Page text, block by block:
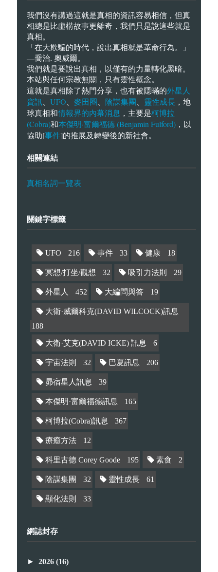
我們沒有講過這就是真相的資訊容易相信，但真
相總是比虛構故事更離奇，我們只是說這些就是
真相。
「在大欺騙的時代，說出真相就是革命行為。」
—喬治. 奧威爾。
我們就是要說出真相，以僅有的力量轉化黑暗。
本站與任何宗教無關，只有靈性概念。
這就是真相除了熱門分享，也有被隱暪的外星人
資訊
UFO 麥田圈 陰謀集團 靈性成長 ，地
球真相和情報界的內幕消息 ，主要是柯博拉
(Cobra)和本傑明·富爾福德 (Benjamin Fulford) ，以
協助[事件]的推展及轉變後的新社會。
相關連結
真相名詞一覽表
關鍵字標籤
UFO 216 事件 33 健康 18
冥想/打坐/觀想 32 吸引力法則 29
外星人 452 大編問與答 19
大衛·威爾科克(DAVID WILCOCK)訊息
188
大衛·艾克(DAVID ICKE) 訊息 6
宇宙法則 32 巴夏訊息 206
昴宿星人訊息 39
本傑明·富爾福德訊息 165
柯博拉(Cobra)訊息 367
療癒方法 12
科里古德 Corey Goode 195 素食 2
陰謀集團 32 靈性成長 61
顯化法則 33
網誌封存
► 2026 (16)